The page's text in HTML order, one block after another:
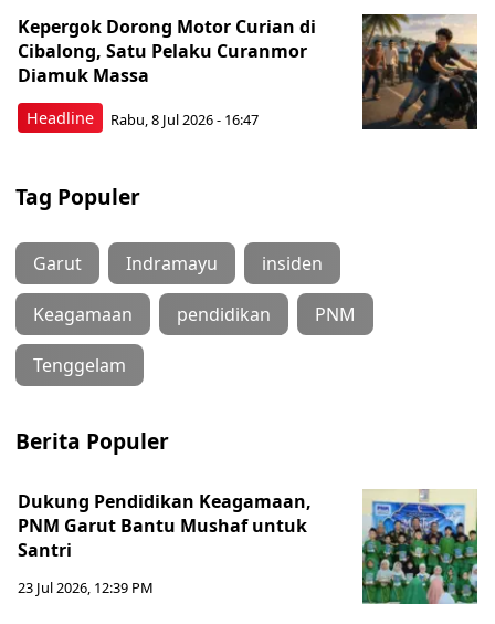
Headline
Kepergok Dorong Motor Curian di
Cibalong, Satu Pelaku Curanmor
Diamuk Massa
Rabu, 8 Jul 2026 - 16:47
Tag Populer
Garut Indramayu insiden
Keagamaan pendidikan PNM
Tenggelam
Berita Populer
Dukung Pendidikan Keagamaan,
PNM Garut Bantu Mushaf untuk
Santri
23 Jul 2026, 12:39 PM